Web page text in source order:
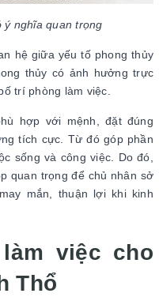
ý nghĩa quan trọng
hệ giữa yếu tố phong thủy
thủy có ảnh hưởng trực
trí phòng làm việc.
hợp với mệnh, đặt đúng
tích cực. Từ đó góp phần
sống và công việc. Do đó,
quan trọng để chủ nhân sở
mắn, thuận lợi khi kinh
việc cho
Thổ